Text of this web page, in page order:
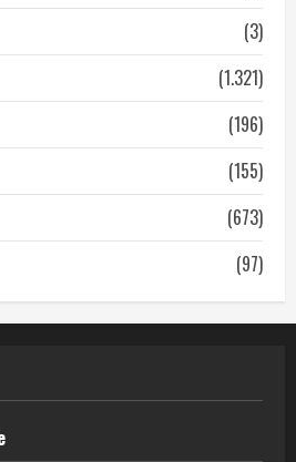
(3)
(1.321)
(196)
(155)
(673)
(97)